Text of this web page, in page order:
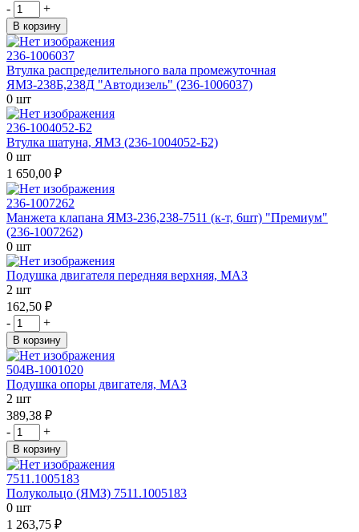
-
+
В корзину
236-1006037
Втулка распределительного вала промежуточная
ЯМЗ-238Б,238Д "Автодизель" (236-1006037)
0 шт
236-1004052-Б2
Втулка шатуна, ЯМЗ (236-1004052-Б2)
0 шт
1 650,00 ₽
236-1007262
Манжета клапана ЯМЗ-236,238-7511 (к-т, 6шт) "Премиум"
(236-1007262)
0 шт
Подушка двигателя передняя верхняя, МАЗ
2 шт
162,50 ₽
-
+
В корзину
504В-1001020
Подушка опоры двигателя, МАЗ
2 шт
389,38 ₽
-
+
В корзину
7511.1005183
Полукольцо (ЯМЗ) 7511.1005183
0 шт
1 263,75 ₽